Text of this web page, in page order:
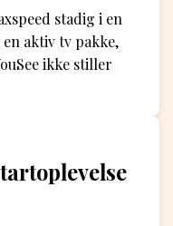
stadig i en
aktiv tv pakke,
ikke stiller